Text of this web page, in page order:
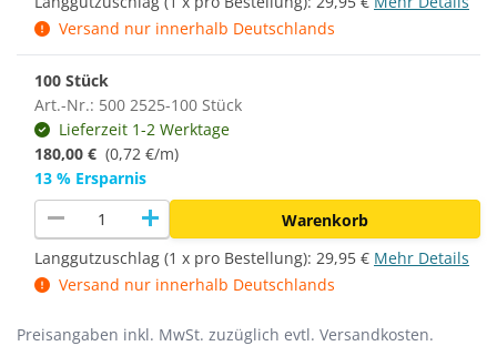
Versand nur innerhalb Deutschlands
100 Stück
Art.-Nr.: 500 2525-100 Stück
Lieferzeit 1-2 Werktage
180,00 € (0,72 €/m)
13 % Ersparnis
remove add
Warenkorb
Langgutzuschlag (1 x pro Bestellung): 29,95 € Mehr Details
Versand nur innerhalb Deutschlands
Preisangaben inkl. MwSt. zuzüglich evtl. Versandkosten.